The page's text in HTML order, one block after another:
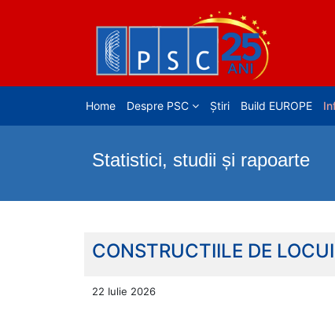
Home Despre PSC Știri Build EUROPE
Statistici, studii și rapoarte
CONSTRUCTIILE DE
22 Iulie 2026